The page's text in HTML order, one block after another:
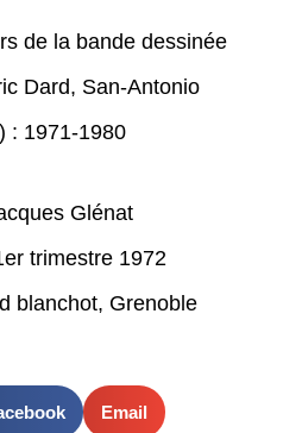
de la bande dessinée
Dard, San-Antonio
: 1971-1980
Glénat
trimestre 1972
blanchot, Grenoble
Email